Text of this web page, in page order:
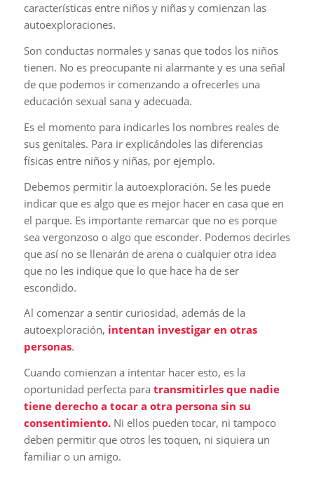
características entre niños y niñas y comienzan las
autoexploraciones.
Son conductas normales y sanas que todos los niños
tienen. No es preocupante ni alarmante y es una señal
de que podemos ir comenzando a ofrecerles una
educación sexual sana y adecuada.
Es el momento para indicarles los nombres reales de
sus genitales. Para ir explicándoles las diferencias
físicas entre niños y niñas, por ejemplo.
Debemos permitir la autoexploración. Se les puede
indicar que es algo que es mejor hacer en casa que en
el parque. Es importante remarcar que no es porque
sea vergonzoso o algo que esconder. Podemos decirles
que así no se llenarán de arena o cualquier otra idea
que no les indique que lo que hace ha de ser
escondido.
Al comenzar a sentir curiosidad, además de la
autoexploración, intentan investigar en otras
personas.
Cuando comienzan a intentar hacer esto, es la
oportunidad perfecta para transmitirles que nadie
tiene derecho a tocar a otra persona sin su
consentimiento.Ni ellos pueden tocar, ni tampoco
deben permitir que otros les toquen, ni siquiera un
familiar o un amigo.